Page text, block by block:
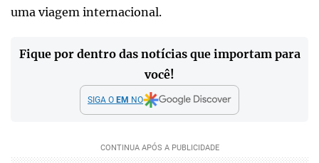
uma viagem internacional.
Fique por dentro das notícias que importam para
você!
SIGA O EM NO